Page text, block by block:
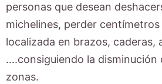
personas que desean
michelines, perder
localizada en brazos, caderas,
….consiguiendo la disminución
zonas.